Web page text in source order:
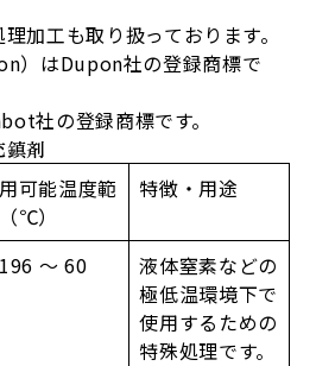
加工も取り扱っております。
）はDupon社の登録商標で
社の登録商標です。
剤
可能温度範
℃）
特徴・用途
～ 60
液体窒素などの
極低温環境下で
使用するための
特殊処理です。